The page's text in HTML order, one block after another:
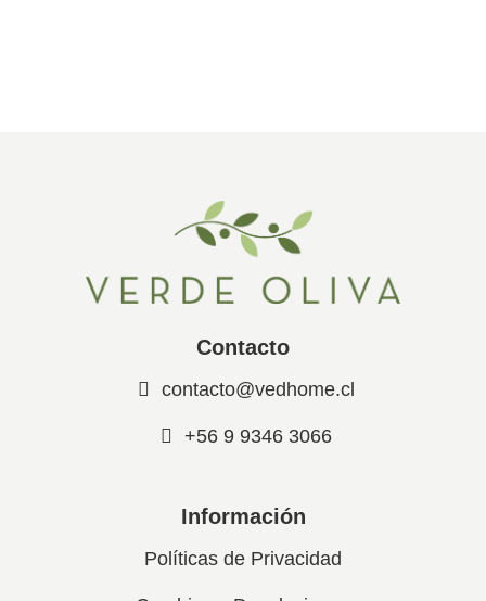
Contacto
contacto@vedhome.cl
+56 9 9346 3066
Información
Políticas de Privacidad